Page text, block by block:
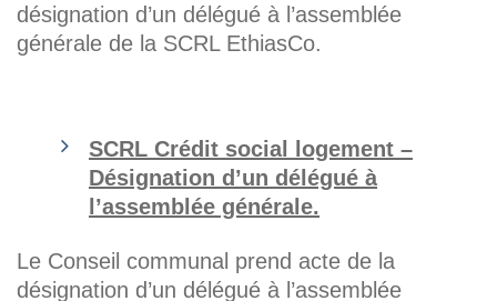
désignation d’un délégué à l’assemblée
générale de la SCRL EthiasCo.
SCRL Crédit social logement –
Désignation d’un délégué à
l’assemblée générale.
Le Conseil communal prend acte de la
désignation d’un délégué à l’assemblée